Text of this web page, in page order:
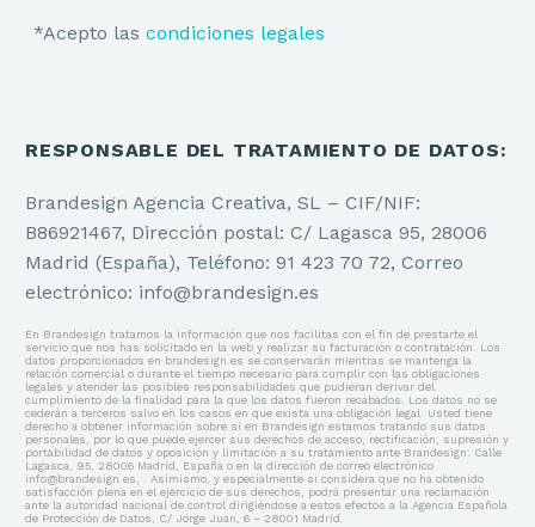
*Acepto las condiciones legales
RESPONSABLE DEL TRATAMIENTO DE DATOS:
Brandesign Agencia Creativa, SL – CIF/NIF:
B86921467, Dirección postal: C/ Lagasca 95, 28006
Madrid (España), Teléfono: 91 423 70 72, Correo
electrónico: info@brandesign.es
En Brandesign tratamos la información que nos facilitas con el fin de prestarte el
servicio que nos has solicitado en la web y realizar su facturación o contratación. Los
datos proporcionados en brandesign.es se conservarán mientras se mantenga la
relación comercial o durante el tiempo necesario para cumplir con las obligaciones
legales y atender las posibles responsabilidades que pudieran derivar del
cumplimiento de la finalidad para la que los datos fueron recabados. Los datos no se
cederán a terceros salvo en los casos en que exista una obligación legal. Usted tiene
derecho a obtener información sobre si en Brandesign estamos tratando sus datos
personales, por lo que puede ejercer sus derechos de acceso, rectificación, supresión y
portabilidad de datos y oposición y limitación a su tratamiento ante Brandesign: Calle
Lagasca, 95, 28006 Madrid, España o en la dirección de correo electrónico
info@brandesign.es, . Asimismo, y especialmente si considera que no ha obtenido
satisfacción plena en el ejercicio de sus derechos, podrá presentar una reclamación
ante la autoridad nacional de control dirigiéndose a estos efectos a la Agencia Española
de Protección de Datos, C/ Jorge Juan, 6 – 28001 Madrid.